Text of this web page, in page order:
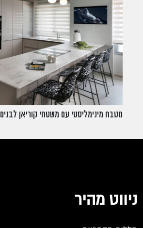
מטבח מינימליסטי עם משטחי קוריאן לבנים
ניווט מהיר